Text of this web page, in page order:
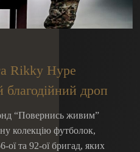
Rikky Hype
благодійний дроп
“Повернись живим”
колекцію футболок,
ої та 92-ої бригад, яких